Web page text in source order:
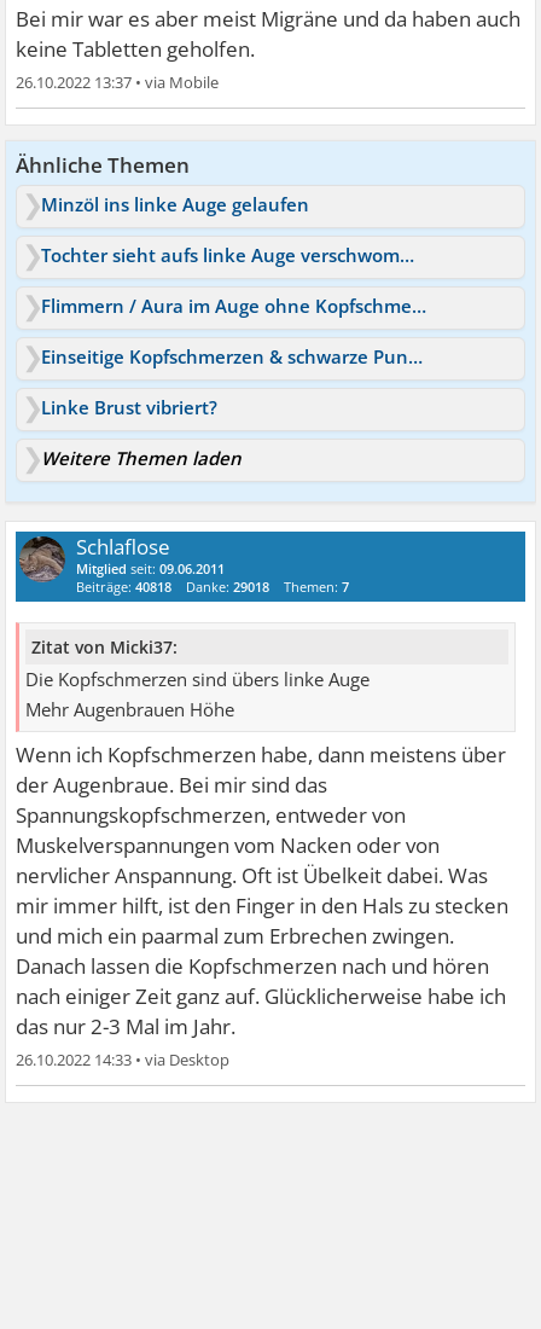
Bei mir war es aber meist Migräne und da haben auch
keine Tabletten geholfen.
26.10.2022 13:37 •
Ähnliche Themen
Minzöl ins linke Auge gelaufen
Tochter sieht aufs linke Auge verschwommen
Flimmern / Aura im Auge ohne Kopfschmerzen
Einseitige Kopfschmerzen & schwarze Punkte vorm Auge
Linke Brust vibriert?
Weitere Themen laden
Schlaflose
Mitglied seit:09.06.2011
Beiträge:40818 Danke:29018 Themen:7
Zitat von Micki37:
Die Kopfschmerzen sind übers linke Auge
Mehr Augenbrauen Höhe
Wenn ich Kopfschmerzen habe, dann meistens über
der Augenbraue. Bei mir sind das
Spannungskopfschmerzen, entweder von
Muskelverspannungen vom Nacken oder von
nervlicher Anspannung. Oft ist Übelkeit dabei. Was
mir immer hilft, ist den Finger in den Hals zu stecken
und mich ein paarmal zum Erbrechen zwingen.
Danach lassen die Kopfschmerzen nach und hören
nach einiger Zeit ganz auf. Glücklicherweise habe ich
das nur 2-3 Mal im Jahr.
26.10.2022 14:33 •